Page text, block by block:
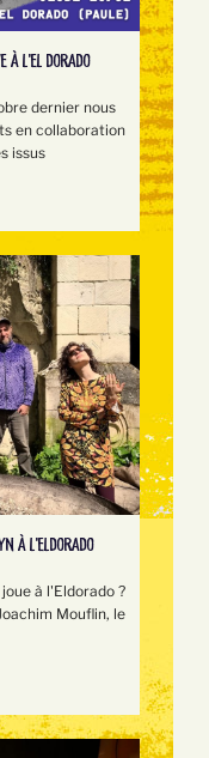
À L'EL DORADO
dernier nous
en collaboration
issus
À L'ELDORADO
à l'Eldorado ?
Mouflin, le